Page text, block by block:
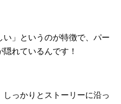
い」というのが特徴で、パー
れているんです！
っかりとストーリーに沿っ